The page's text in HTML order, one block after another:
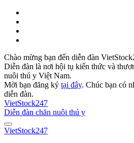
Chào mừng bạn đến diễn đàn
Diễn đàn là nơi hội tụ kiến thức và
nuôi thú y Việt Nam.
Mời bạn đăng ký tại đây. Chúc bạn có
diễn đàn.
VietStock247
Diễn đàn chăn nuôi thú y
VietStock247